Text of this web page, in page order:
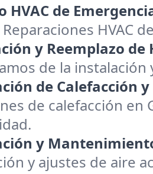
HVAC de
HVAC
y Reemplazo de
de la
de Calefacción
de calefacción en
y
y ajustes de aire